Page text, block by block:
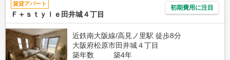
賃貸アパート
Ｆ＋ｓｔｙｌｅ田井城４丁目
初期費用に注目
近鉄南大阪線/高見ノ里駅 徒歩8分
大阪府松原市田井城４丁目
築年数
築4年